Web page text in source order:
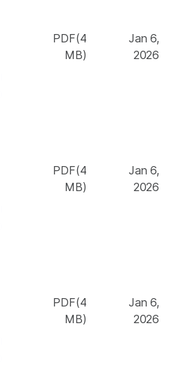
PDF(4
MB)
Jan 6,
2026
PDF(4
MB)
Jan 6,
2026
PDF(4
MB)
Jan 6,
2026